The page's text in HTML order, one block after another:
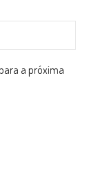
a próxima